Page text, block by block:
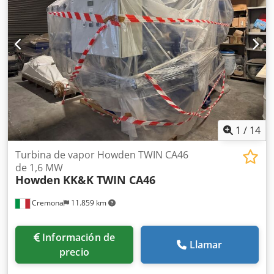
abierta), Refrigeración: IC06 (ventilación forzada mediante
ventilador integrado), Forma constructiva: IM1001 (B3, con
pies de apoyo), Peso: 455 kg, dimensiones estandarizadas
(tamaño IEC 180); altura del eje (H): 180 mm, distancia
entre orificios de fijación lateral (A): 279 mm, distancia
entre orificios de fijación longitudinal (B): 279 mm (versión
L), diámetro del eje (D): 48 mm (opcionalmente 55 mm con
refuerzo), longitud del eje (E): 110 mm, diámetro de los
orificios de fijación (K): 15 mm, marcado CE disponible. Es
posible una inspección in situ. Dodpfxozavyls Abgjwa 1 / 14
Cremona 11.859 km
Turbina de vapor Howden TWIN CA46
de 1,6 MW
Howden KK&K TWIN CA46
Información de
precio
Llamar